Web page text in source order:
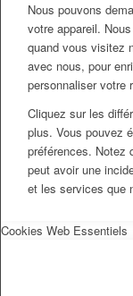
Nous pouvons
votre appareil.
quand vous visitez
avec nous, pour
personnaliser votre
Cliquez sur les
plus. Vous pouvez
préférences. Notez
peut avoir une
et les services que
Cookies Web Essentiels